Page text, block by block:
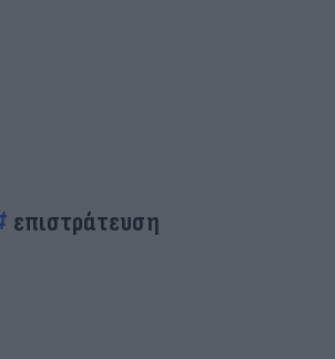
επιστράτευση